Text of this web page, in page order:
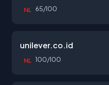
NL 65/100
unilever.co.id
NL 100/100